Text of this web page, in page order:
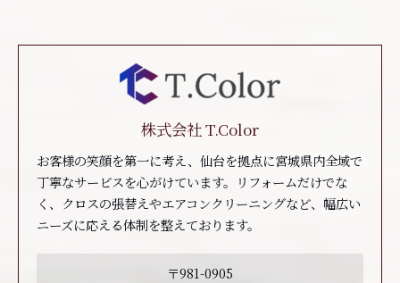
株式会社 T.Color
お客様の笑顔を第一に考え、仙台を拠点に宮城県内全域で
丁寧なサービスを心がけています。リフォームだけでな
く、クロスの張替えやエアコンクリーニングなど、幅広い
ニーズに応える体制を整えております。
〒981-0905